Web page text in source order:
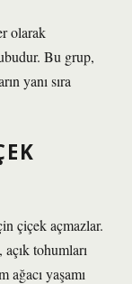
olarak
Bu grup,
yanı sıra
çiçek açmazlar.
tohumları
yaşamı